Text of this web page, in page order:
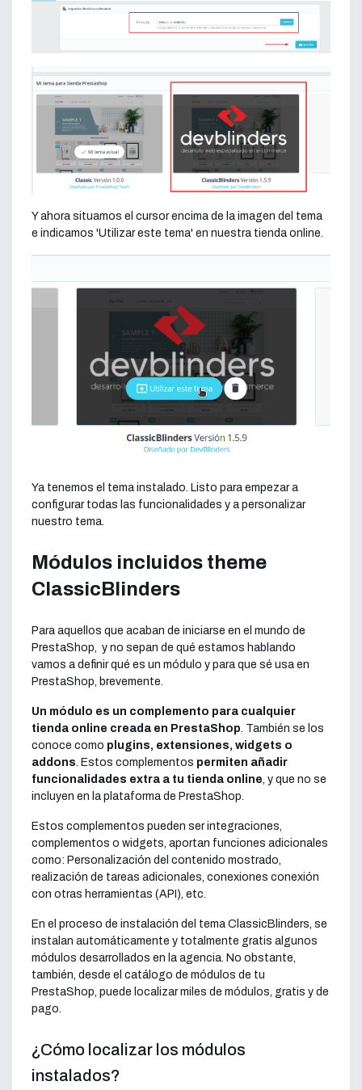
Y ahora situamos el cursor encima de la imagen del tema
e indicamos 'Utilizar este tema' en nuestra tienda online.
Ya tenemos el tema instalado. Listo para empezar a
configurar todas las funcionalidades y a personalizar
nuestro tema.
Módulos incluidos theme
ClassicBlinders
Para aquellos que acaban de iniciarse en el mundo de
PrestaShop, y no sepan de qué estamos hablando
vamos a definir qué es un módulo y para que sé usa en
PrestaShop, brevemente.
Un módulo es un complemento para cualquier
tienda online creada en PrestaShop . También se los
conoce como plugins, extensiones, widgets o
addons . Estos complementos permiten añadir
funcionalidades extra a tu tienda online , y que no se
incluyen en la plataforma de PrestaShop.
Estos complementos pueden ser integraciones,
complementos o widgets, aportan funciones adicionales
como: Personalización del contenido mostrado,
realización de tareas adicionales, conexiones conexión
con otras herramientas (API), etc.
En el proceso de instalación del tema ClassicBlinders, se
instalan automáticamente y totalmente gratis algunos
módulos desarrollados en la agencia. No obstante,
también, desde el catálogo de módulos de tu
PrestaShop, puede localizar miles de módulos, gratis y de
pago.
¿Cómo localizar los módulos
instalados?